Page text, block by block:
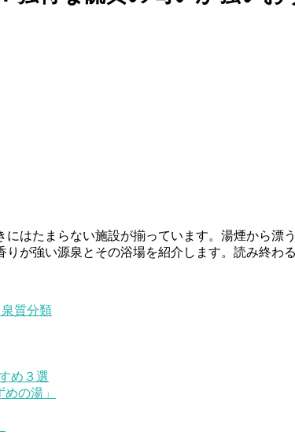
はたまらない施設が揃っています。湯煙から
が強い源泉とその浴場を紹介します。読み終わ
質分類
め３選
の湯」